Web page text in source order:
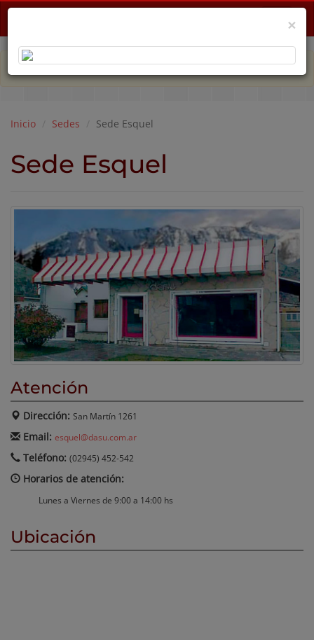
Menu
PLAN DE EMERGENCIA POR CRISIS ECONÓMICA
Inicio Sedes Sede Esquel
Sede Esquel
Atención
Dirección: San Martín 1261
Email: esquel@dasu.com.ar
Teléfono: (02945) 452-542
Horarios de atención:
Lunes a Viernes de 9:00 a 14:00 hs
Ubicación
×